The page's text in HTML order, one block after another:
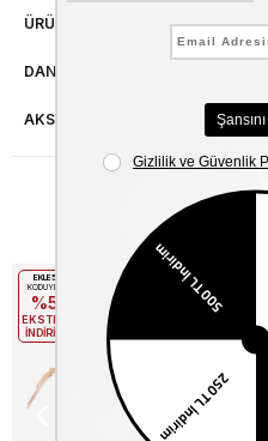
ÜRÜN ÖZELLIKLERI
DANIŞMA HATTI
AKSESUAR ONARIMI
Benzer
EKLE5
KODUYLA
%5
EKSTRA
İNDİRİM